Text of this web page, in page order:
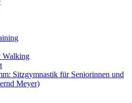
Walking
Sitzgymnastik für Seniorinnen und
Meyer)